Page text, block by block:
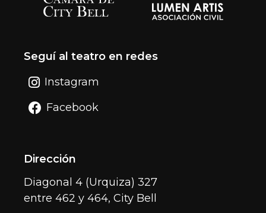
Seguí al teatro en redes
Instagram
Facebook
Dirección
Diagonal 4 (Urquiza) 327
entre 462 y 464, City Bell